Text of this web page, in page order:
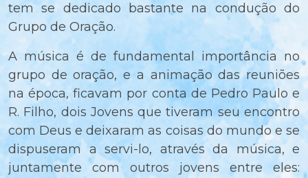
tem se dedicado bastante na condução do
Grupo de Oração.
A música é de fundamental importância no
grupo de oração, e a animação das reuniões
na época, ficavam por conta de Pedro Paulo e
R. Filho, dois Jovens que tiveram seu encontro
com Deus e deixaram as coisas do mundo e se
dispuseram a servi-lo, através da música, e
juntamente com outros jovens entre eles: